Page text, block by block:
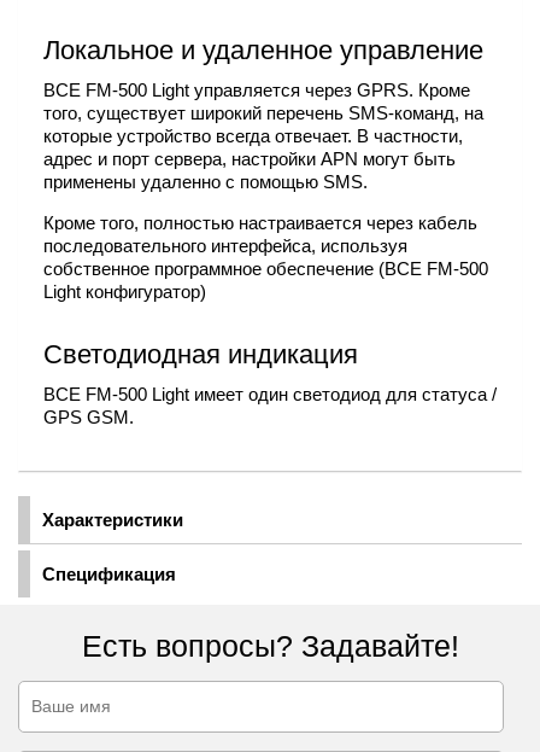
Характеристики
Спецификация
Локальное и удаленное управление
BCE FM-500 Light управляется через GPRS. Кроме
того, существует широкий перечень SMS-команд, на
которые устройство всегда отвечает. В частности,
адрес и порт сервера, настройки APN могут быть
применены удаленно с помощью SMS.
Кроме того, полностью настраивается через кабель
последовательного интерфейса, используя
собственное программное обеспечение (BCE FM-500
Light конфигуратор)
Светодиодная индикация
BCE FM-500 Light имеет один светодиод для статуса /
GPS GSM.
Есть вопросы? Задавайте!